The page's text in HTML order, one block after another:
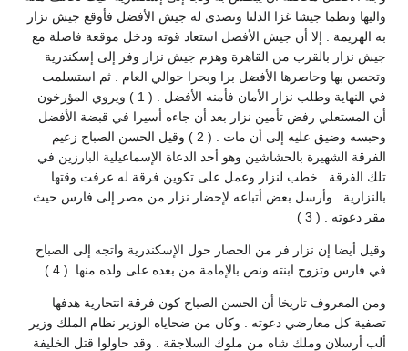
واليها ونظما جيشا غزا الدلتا وتصدى له جيش الأفضل فأوقع جيش نزار
به الهزيمة . إلا أن جيش الأفضل استعاد قوته ودخل موقعة فاصلة مع
جيش نزار بالقرب من القاهرة وهزم جيش نزار وفر إلى إسكندرية
وتحصن بها وحاصرها الأفضل برا وبحرا حوالي العام . ثم استسلمت
في النهاية وطلب نزار الأمان فأمنه الأفضل . ( 1 ) ويروي المؤرخون
أن المستعلي رفض تأمين نزار بعد أن جاءه أسيرا في قبضة الأفضل
وحبسه وضيق عليه إلى أن مات . ( 2 ) وقيل الحسن الصباح زعيم
الفرقة الشهيرة بالحشاشين وهو أحد الدعاة الإسماعيلية البارزين في
تلك الفرقة . خطب لنزار وعمل على تكوين فرقة له عرفت وقتها
بالنزارية . وأرسل بعض أتباعه لإحضار نزار من مصر إلى فارس حيث
مقر دعوته . ( 3 )
وقيل أيضا إن نزار فر من الحصار حول الإسكندرية واتجه إلى الصباح
في فارس وتزوج ابنته ونص بالإمامة من بعده على ولده منها. ( 4 )
ومن المعروف تاريخا أن الحسن الصباح كون فرقة انتحارية هدفها
تصفية كل معارضي دعوته . وكان من ضحاياه الوزير نظام الملك وزير
ألب أرسلان وملك شاه من ملوك السلاجقة . وقد حاولوا قتل الخليفة